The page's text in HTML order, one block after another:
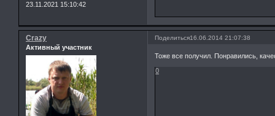
23.11.2021 15:10:42
Поделиться16.06.2014 21:07:38
Crazy
Активный участник
Тоже все получил. Понравились,
0